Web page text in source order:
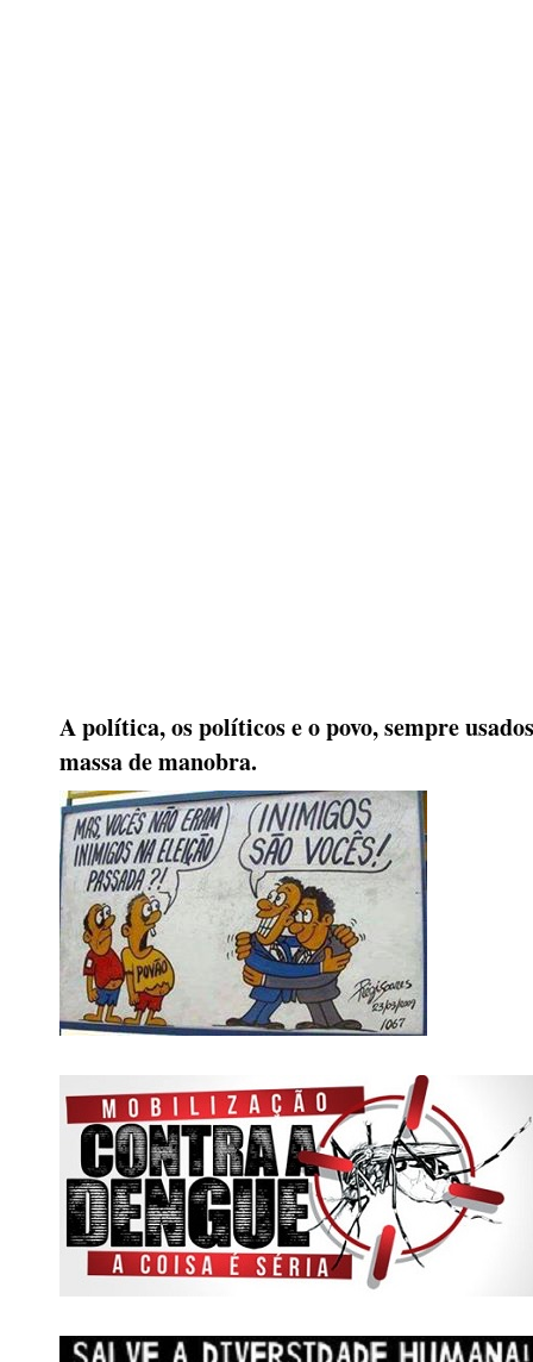
A política, os políticos e o povo, sempre
massa de manobra.